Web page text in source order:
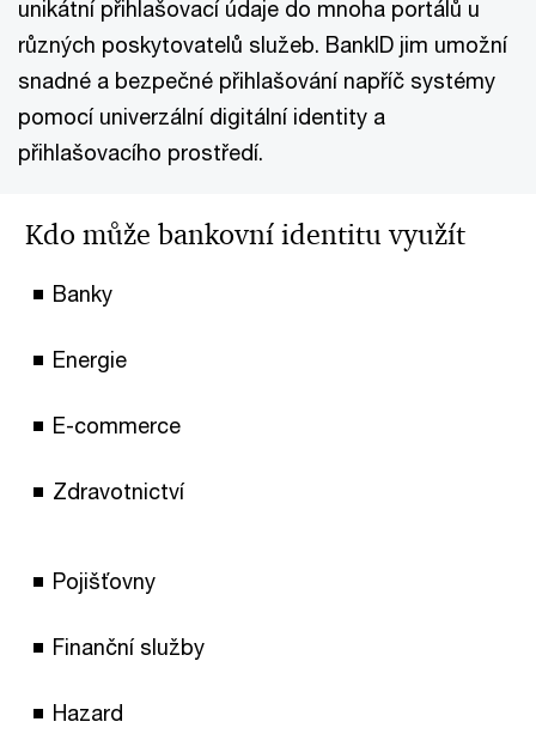
unikátní přihlašovací údaje do mnoha portálů u
různých poskytovatelů služeb. BankID jim umožní
snadné a bezpečné přihlašování napříč systémy
pomocí univerzální digitální identity a
přihlašovacího prostředí.
Kdo může bankovní identitu využít
Banky
Energie
E-commerce
Zdravotnictví
Pojišťovny
Finanční služby
Hazard